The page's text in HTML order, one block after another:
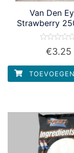
Van Den
Strawberry
Waardering
5
€3.25